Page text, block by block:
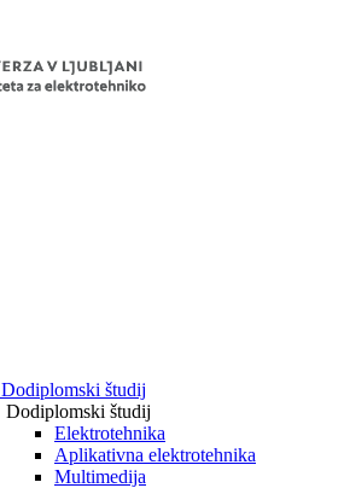
Dodiplomski študij
Dodiplomski študij
Elektrotehnika
Aplikativna elektrotehnika
Multimedija